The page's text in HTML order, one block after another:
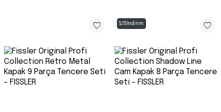
%15 İndirim